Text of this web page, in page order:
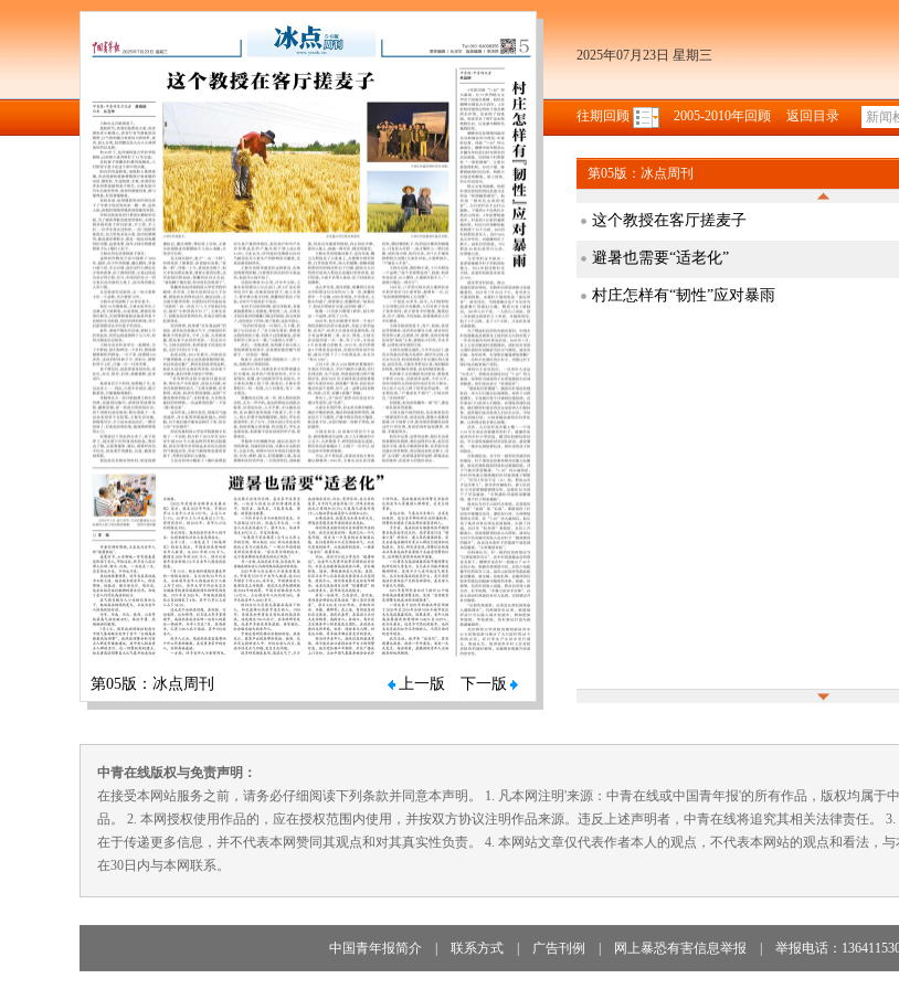
第05版：冰点周刊 上一版 下一版
2025年07月23日 星期三
往期回顾 2005-2010年回顾 返回目录
第05版：冰点周刊
这个教授在客厅搓麦子
避暑也需要“适老化”
村庄怎样有“韧性”应对暴雨
中青在线版权与免责声明：
在接受本网站服务之前，请务必仔细阅读下列条款并同意本声明。 1. 凡本网注明'来源：中青在线或中国青年报'的所有作品，版权均属
品。 2. 本网授权使用作品的，应在授权范围内使用，并按双方协议注明作品来源。违反上述声明者，中青在线将追究其相关法律责任。
在于传递更多信息，并不代表本网赞同其观点和对其真实性负责。 4. 本网站文章仅代表作者本人的观点，不代表本网站的观点和看法，
在30日内与本网联系。
中国青年报简介 联系方式 广告刊例 网上暴恐有害信息举报 举报电话：